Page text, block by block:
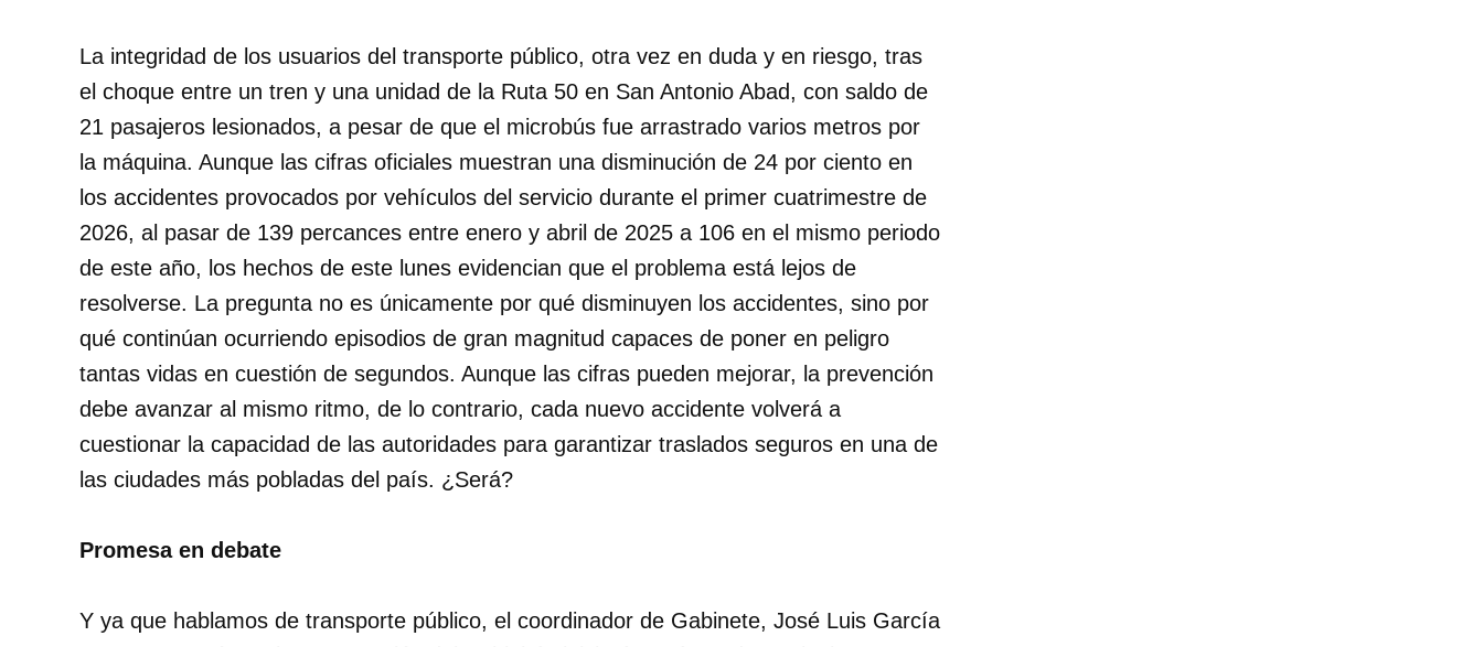
La integridad de los usuarios del transporte público, otra vez en duda y en riesgo, tras
el choque entre un tren y una unidad de la Ruta 50 en San Antonio Abad, con saldo de
21 pasajeros lesionados, a pesar de que el microbús fue arrastrado varios metros por
la máquina. Aunque las cifras oficiales muestran una disminución de 24 por ciento en
los accidentes provocados por vehículos del servicio durante el primer cuatrimestre de
2026, al pasar de 139 percances entre enero y abril de 2025 a 106 en el mismo periodo
de este año, los hechos de este lunes evidencian que el problema está lejos de
resolverse. La pregunta no es únicamente por qué disminuyen los accidentes, sino por
qué continúan ocurriendo episodios de gran magnitud capaces de poner en peligro
tantas vidas en cuestión de segundos. Aunque las cifras pueden mejorar, la prevención
debe avanzar al mismo ritmo, de lo contrario, cada nuevo accidente volverá a
cuestionar la capacidad de las autoridades para garantizar traslados seguros en una de
las ciudades más pobladas del país. ¿Será?
Promesa en debate
Y ya que hablamos de transporte público, el coordinador de Gabinete, José Luis García